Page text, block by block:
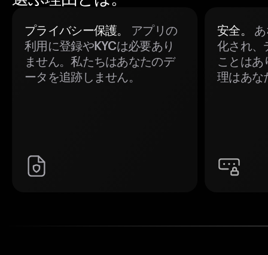
プライバシー保護。
アプリの
利用に登録やKYCは必要あり
ません。私たちはあなたのデ
ータを追跡しません。
安全。
化され、
ことはあ
理はあな